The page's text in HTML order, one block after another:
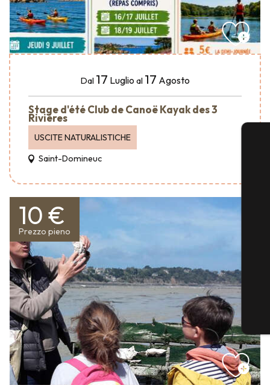
Dal 17 Luglio al 17 Agosto
Stage d'été Club de Canoë Kayak des 3
Rivières
USCITE NATURALISTICHE
Saint-Domineuc
10 €
Prezzo pieno